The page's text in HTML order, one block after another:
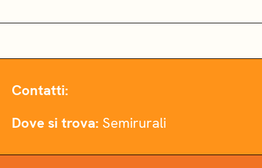
Contatti:
Dove si trova: Semirurali